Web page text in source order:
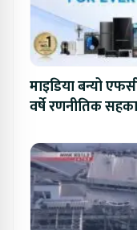
माइडिया बन्यो
वर्षे रणनीतिक